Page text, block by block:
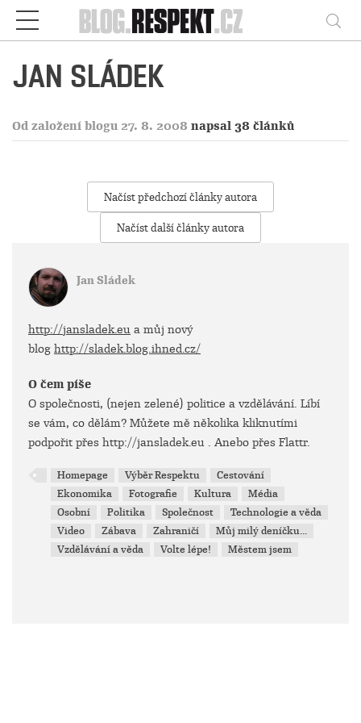
Respekt
JAN SLÁDEK
Od založení blogu 27. 8. 2008 napsal 38 článků
Načíst předchozí články autora
Načíst další články autora
Jan Sládek
http://jansladek.eu a můj nový
blog http://sladek.blog.ihned.cz/
O čem píše
O společnosti, (nejen zelené) politice a vzdělávání. Líbí
se vám, co dělám? Můžete mě několika kliknutími
podpořit přes http://jansladek.eu . Anebo přes Flattr.
Homepage Výběr Respektu
Cestování
Ekonomika
Fotografie Kultura
Média
Osobní
Politika Společnost
Technologie a věda
Video
Zábava Zahraničí
Můj milý deníčku...
Vzdělávání a věda
Volte lépe! Městem jsem